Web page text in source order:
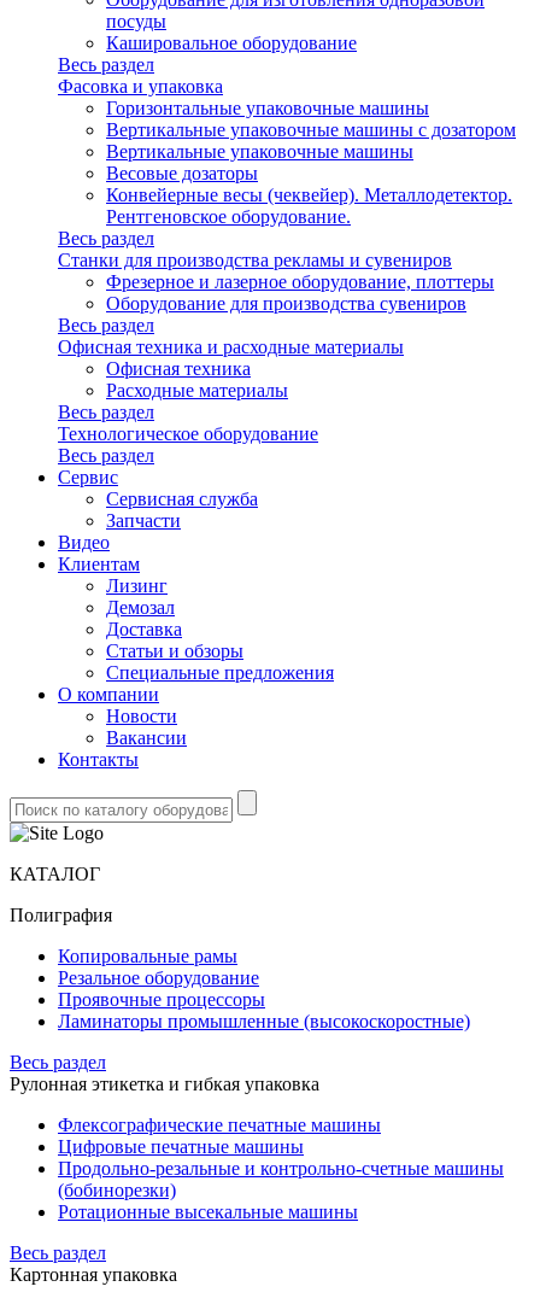
посуды
Кашировальное оборудование
Весь раздел
Фасовка и упаковка
Горизонтальные упаковочные машины
Вертикальные упаковочные машины с дозатором
Вертикальные упаковочные машины
Весовые дозаторы
Конвейерные весы (чеквейер). Металлодетектор.
Рентгеновское оборудование.
Весь раздел
Станки для производства рекламы и сувениров
Фрезерное и лазерное оборудование, плоттеры
Оборудование для производства сувениров
Весь раздел
Офисная техника и расходные материалы
Офисная техника
Расходные материалы
Весь раздел
Технологическое оборудование
Весь раздел
Сервис
Сервисная служба
Запчасти
Видео
Клиентам
Лизинг
Демозал
Доставка
Статьи и обзоры
Специальные предложения
О компании
Новости
Вакансии
Контакты
КАТАЛОГ
Полиграфия
Копировальные рамы
Резальное оборудование
Проявочные процессоры
Ламинаторы промышленные (высокоскоростные)
Весь раздел
Рулонная этикетка и гибкая упаковка
Флексографические печатные машины
Цифровые печатные машины
Продольно-резальные и контрольно-счетные машины
(бобинорезки)
Ротационные высекальные машины
Весь раздел
Картонная упаковка